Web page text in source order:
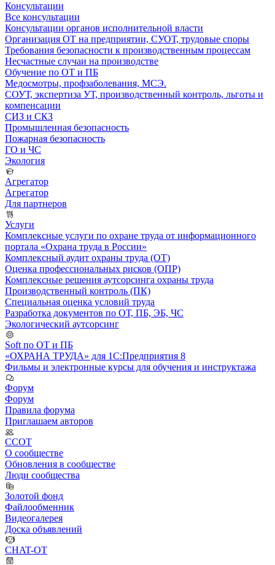
Консультации
Все консультации
Консультации органов исполнительной власти
Организация ОТ на предприятии, СУОТ, трудовые споры
Требования безопасности к производственным процессам
Несчастные случаи на производстве
Обучение по ОТ и ПБ
Медосмотры, профзаболевания, МСЭ.
СОУТ, экспертиза УТ, производственный контроль, льготы и
компенсации
СИЗ и СКЗ
Промышленная безопасность
Пожарная безопасность
ГО и ЧС
Экология
Агрегатор
Агрегатор
Для партнеров
Услуги
Комплексные услуги по охране труда от информационного
портала «Охрана труда в России»
Комплексный аудит охраны труда (ОТ)
Оценка профессиональных рисков (ОПР)
Комплексные решения аутсорсинга охраны труда
Производственный контроль (ПК)
Специальная оценка условий труда
Разработка документов по ОТ, ПБ, ЭБ, ЧС
Экологический аутсорсинг
Soft по ОТ и ПБ
«ОХРАНА ТРУДА» для 1С:Предприятия 8
Фильмы и электронные курсы для обучения и инструктажа
Форум
Форум
Правила форума
Приглашаем авторов
ССОТ
О сообществе
Обновления в сообществе
Люди сообщества
Золотой фонд
Файлообменник
Видеогалерея
Доска объявлений
CHAT-OT